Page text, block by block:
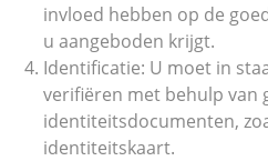
invloed hebben op de
u aangeboden krijgt.
Identificatie: U moet in
verifiëren met behulp van
identiteitsdocumenten,
identiteitskaart.